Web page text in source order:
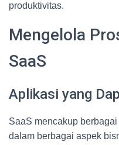
produktivitas.
Mengelola
SaaS
Aplikasi yang
SaaS mencakup
dalam berbagai aspek